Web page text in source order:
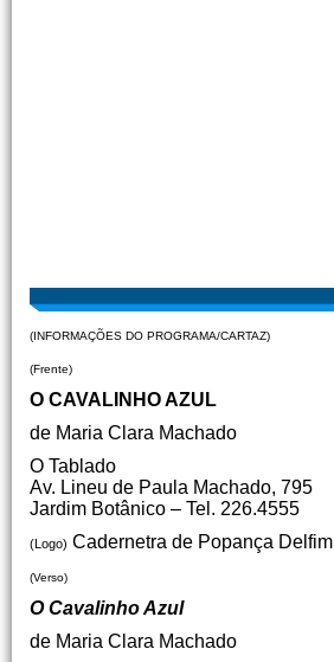
(INFORMAÇÕES DO PROGRAMA/CARTAZ)
(Frente)
O CAVALINHO AZUL
de Maria Clara Machado
O Tablado
Av. Lineu de Paula Machado, 795
Jardim Botânico – Tel. 226.4555
(Logo) Cadernetra de Popança Delfim
(Verso)
O Cavalinho Azul
de Maria Clara Machado